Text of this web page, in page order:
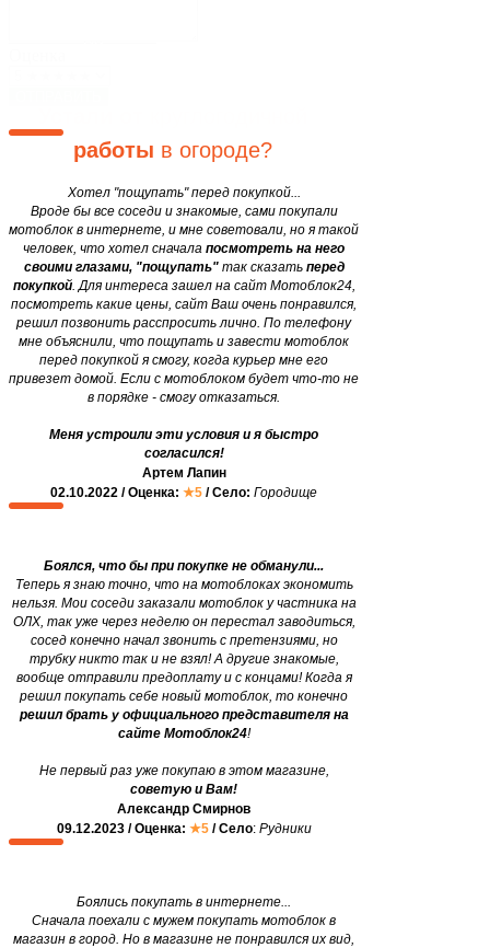
Хотел "пощупать" перед покупкой...
Вроде бы все соседи и знакомые, сами покупали
мотоблок в интернете, и мне советовали, но я такой
человек, что хотел сначала посмотреть на него
своими глазами, "пощупать"так сказать перед
покупкой. Для интереса зашел на сайт Мотоблок24,
посмотреть какие цены, сайт Ваш очень понравился,
решил позвонить расспросить лично. По телефону
мне объяснили, что пощупать и завести мотоблок
перед покупкой я смогу, когда курьер мне его
привезет домой. Если с мотоблоком будет что-то не
в порядке - смогу отказаться.
Меня устроили эти условия и я быстро
согласился!
Артем Лапин
02.10.2022 / Оценка: ★5 / Село: Городище
Боялся, что бы при покупке не обманули...
Теперь я знаю точно, что на мотоблоках экономить
нельзя. Мои соседи заказали мотоблок у частника на
ОЛХ, так уже через неделю он перестал заводиться,
сосед конечно начал звонить с претензиями, но
трубку никто так и не взял! А другие знакомые,
вообще отправили предоплату и с концами! Когда я
решил покупать себе новый мотоблок, то конечно
решил брать у официального представителя на
сайте Мотоблок24!
Не первый раз уже покупаю в этом магазине,
советую и Вам!
Александр Смирнов
09.12.2023 / Оценка: ★5 / Село: Рудники
Боялись покупать в интернете...
Сначала поехали с мужем покупать мотоблок в
магазин в город. Но в магазине не понравился их вид,
работы в огороде?